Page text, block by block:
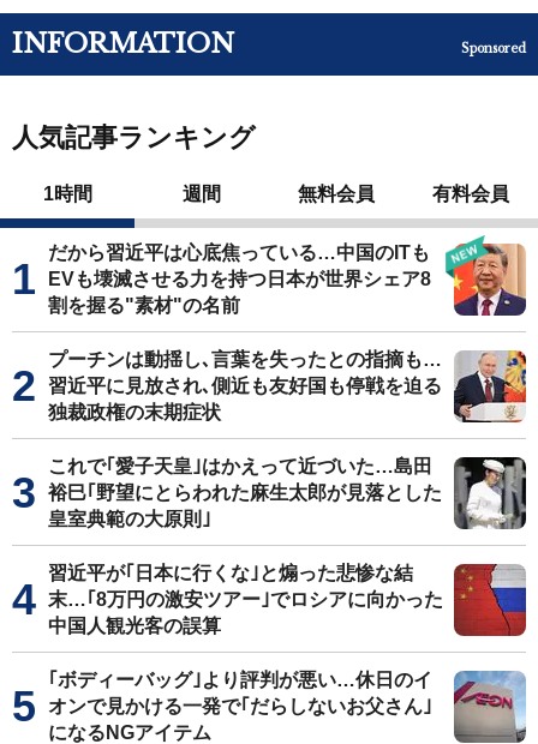
INFORMATION Sponsored
人気記事ランキング
1時間 週間 無料会員 有料会員
だから習近平は心底焦っている…中国のITも
EVも壊滅させる力を持つ日本が世界シェア8
割を握る"素材"の名前
プーチンは動揺し､言葉を失ったとの指摘も…
習近平に見放され､側近も友好国も停戦を迫る
独裁政権の末期症状
これで｢愛子天皇｣はかえって近づいた…島田
裕巳｢野望にとらわれた麻生太郎が見落とした
皇室典範の大原則｣
習近平が｢日本に行くな｣と煽った悲惨な結
末…｢8万円の激安ツアー｣でロシアに向かった
中国人観光客の誤算
｢ボディーバッグ｣より評判が悪い…休日のイ
オンで見かける一発で｢だらしないお父さん｣
になるNGアイテム